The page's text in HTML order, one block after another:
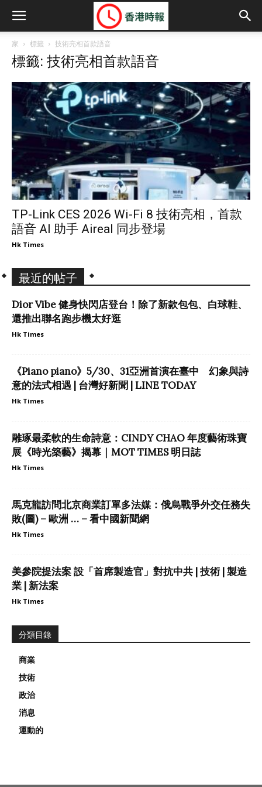
家 標籤 技術亮相首款語音
標籤: 技術亮相首款語音
TP-Link CES 2026 Wi-Fi 8 技術亮相，首款
語音 AI 助手 Aireal 同步登場
Hk Times
最近的帖子
Dior Vibe 健身快閃店登台！除了新款包包、白球鞋、
還推出聯名跑步機太好逛
Hk Times
《Piano piano》5/30、31亞洲首演在臺中 幻象與詩
意的法式相遇 | 台灣好新聞 | LINE TODAY
Hk Times
雕琢最柔軟的生命詩意：CINDY CHAO 年度藝術珠寶
展《時光築藝》揭幕｜MOT TIMES 明日誌
Hk Times
馬克龍訪問北京商業訂單多法媒：俄烏戰爭外交任務失
敗(圖) – 歐洲 … – 看中國新聞網
Hk Times
美參院提法案 設「首席製造官」對抗中共 | 技術 | 製造
業 | 新法案
Hk Times
分類目錄
商業
技術
政治
消息
運動的